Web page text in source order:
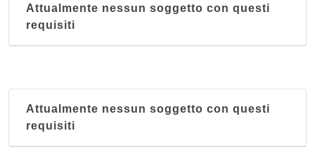
Attualmente nessun soggetto con questi
requisiti
Attualmente nessun soggetto con questi
requisiti